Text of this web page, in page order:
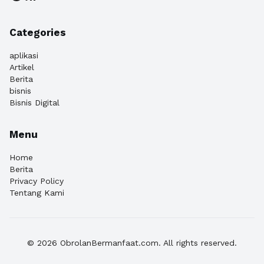
Categories
aplikasi
Artikel
Berita
bisnis
Bisnis Digital
Menu
Home
Berita
Privacy Policy
Tentang Kami
© 2026 ObrolanBermanfaat.com. All rights reserved.